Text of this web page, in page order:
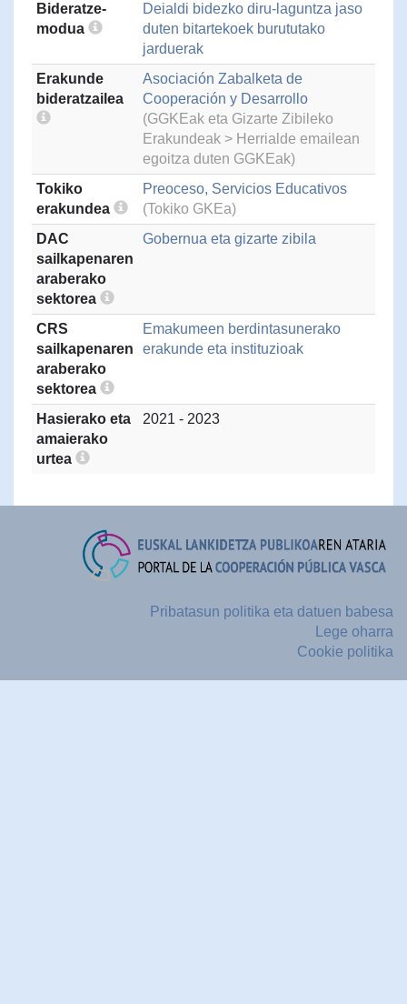
Bideratze-
modua
Deialdi bidezko diru-laguntza jaso
duten bitartekoek burututako
jarduerak
Erakunde
bideratzailea
Asociación Zabalketa de
Cooperación y Desarrollo
(GGKEak eta Gizarte Zibileko
Erakundeak > Herrialde emailean
egoitza duten GGKEak)
Tokiko
erakundea
Preoceso, Servicios Educativos
(Tokiko GKEa)
DAC
sailkapenaren
araberako
sektorea
Gobernua eta gizarte zibila
CRS
sailkapenaren
araberako
sektorea
Emakumeen berdintasunerako
erakunde eta instituzioak
Hasierako eta
amaierako
urtea
2021 - 2023
Pribatasun politika eta datuen babesa
Lege oharra
Cookie politika